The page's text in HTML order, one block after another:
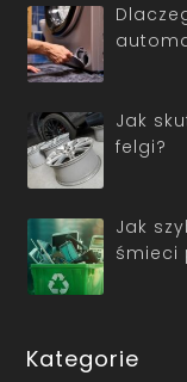
Jak
felgi?
Jak
śmieci
Kategorie